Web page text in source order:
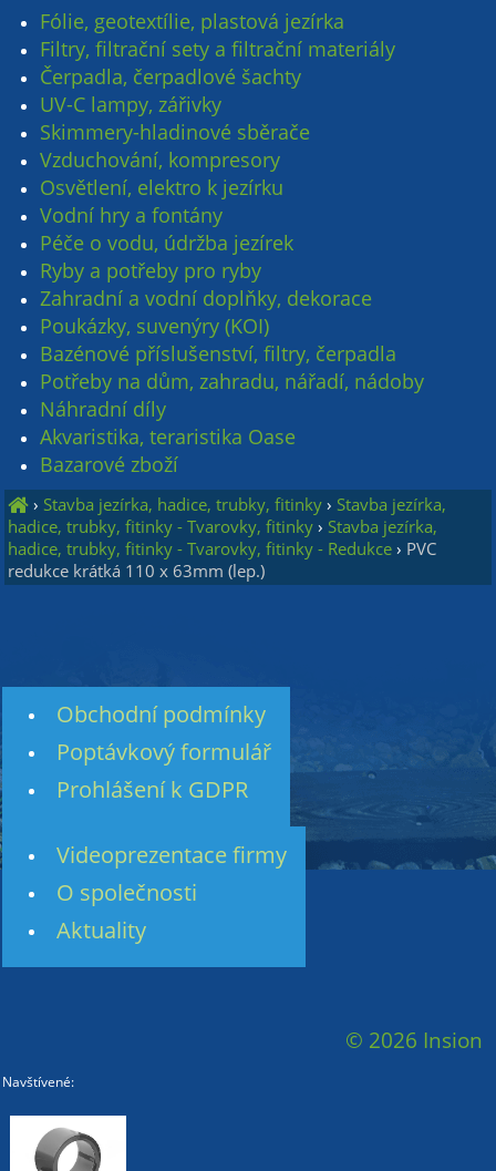
Fólie, geotextílie, plastová jezírka
Filtry, filtrační sety a filtrační materiály
Čerpadla, čerpadlové šachty
UV-C lampy, zářivky
Skimmery-hladinové sběrače
Vzduchování, kompresory
Osvětlení, elektro k jezírku
Vodní hry a fontány
Péče o vodu, údržba jezírek
Ryby a potřeby pro ryby
Zahradní a vodní doplňky, dekorace
Poukázky, suvenýry (KOI)
Bazénové příslušenství, filtry, čerpadla
Potřeby na dům, zahradu, nářadí, nádoby
Náhradní díly
Akvaristika, teraristika Oase
Bazarové zboží
› Stavba jezírka, hadice, trubky, fitinky › Stavba jezírka,
hadice, trubky, fitinky - Tvarovky, fitinky › Stavba jezírka,
hadice, trubky, fitinky - Tvarovky, fitinky - Redukce › PVC
redukce krátká 110 x 63mm (lep.)
Obchodní podmínky
Poptávkový formulář
Prohlášení k GDPR
Videoprezentace firmy
O společnosti
Aktuality
© 2026 Insion
Navštívené: